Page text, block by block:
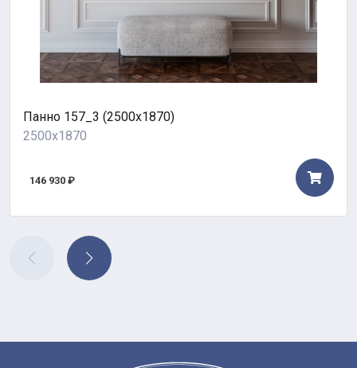
Панно 157_3 (2500х1870)
2500x1870
146 930 ₽